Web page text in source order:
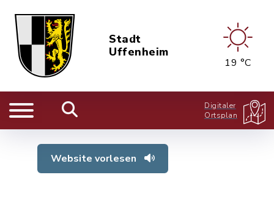
Stadt
Uffenheim
19 °C
Digitaler
Ortsplan
Website vorlesen